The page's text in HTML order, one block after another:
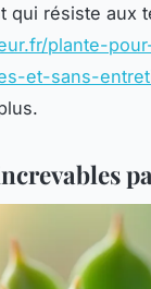
qui résiste aux
plante-
et-sans-